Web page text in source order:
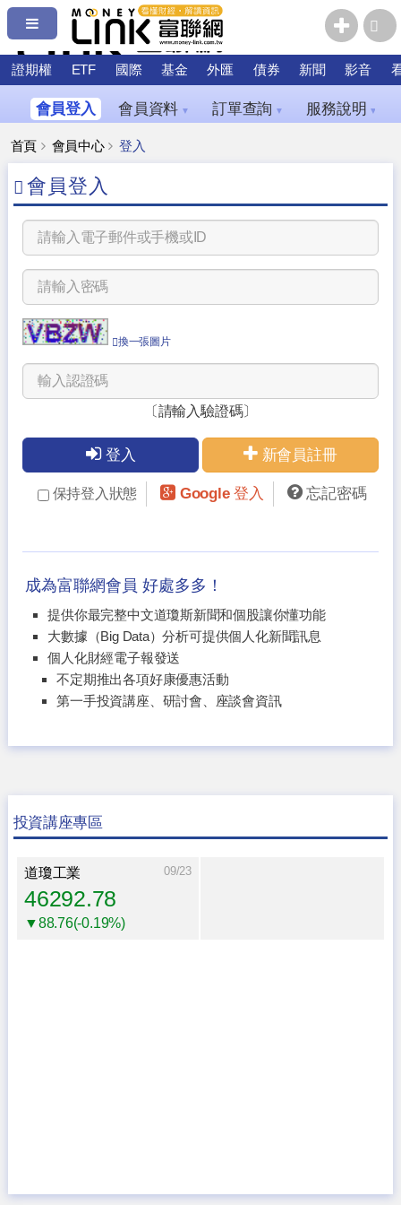
證期權 ETF 國際 基金 外匯 債券 新聞 影音
會員登入 會員資料 ▼ 訂單查詢 ▼ 服務說明 ▼
首頁 會員中心 登入
會員登入
換一張圖片
〔請輸入驗證碼〕
登入 新會員註冊
保持登入狀態 Google 登入 忘記密碼
成為富聯網會員 好處多多！
提供你最完整中文道瓊斯新聞和個股讓你懂功能
大數據（Big Data）分析可提供個人化新聞訊息
個人化財經電子報發送
不定期推出各項好康優惠活動
第一手投資講座、研討會、座談會資訊
投資講座專區
道瓊工業 09/23
46292.78
▼88.76(-0.19%)